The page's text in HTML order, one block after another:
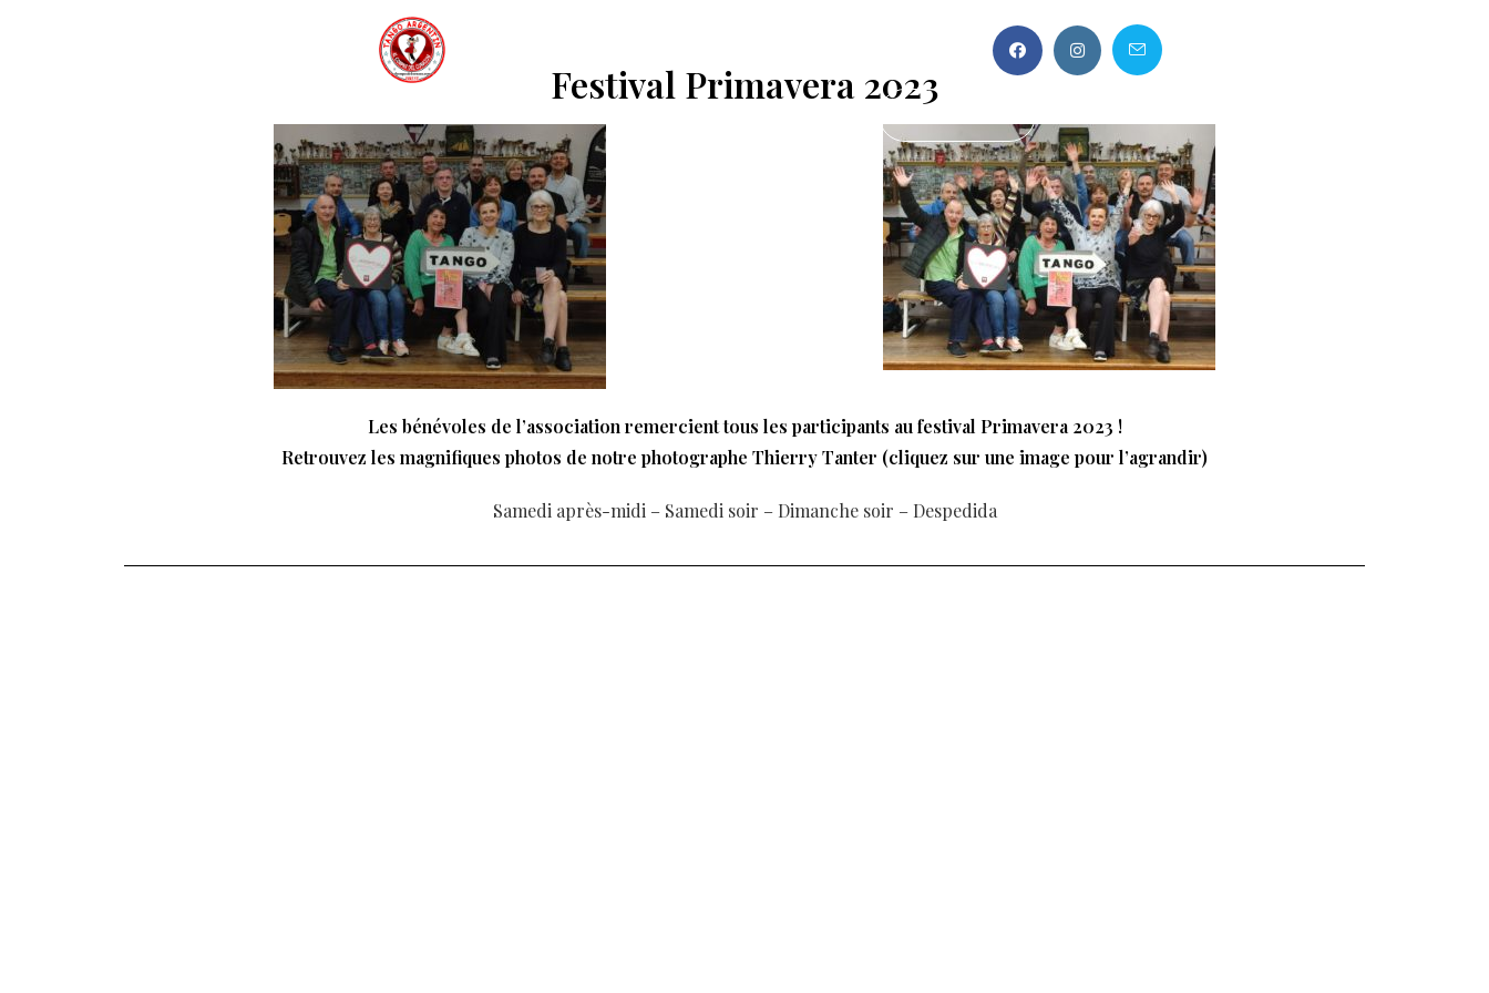
Festival Primavera 2023
Les bénévoles de l’association remercient tous les participants au festival Primavera 2023 !
Retrouvez les magnifiques photos de notre photographe Thierry Tanter (cliquez sur une image pour l’agrandir)
Samedi après-midi – Samedi soir – Dimanche soir – Despedida